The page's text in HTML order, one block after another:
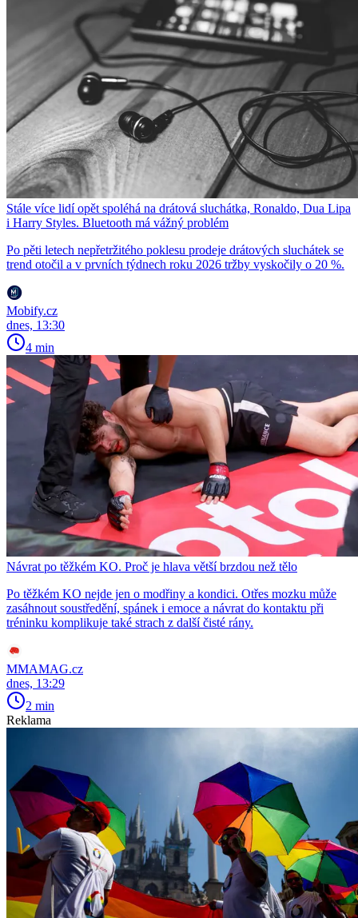
Stále více lidí opět spoléhá na drátová sluchátka, Ronaldo, Dua Lipa
i Harry Styles. Bluetooth má vážný problém
Po pěti letech nepřetržitého poklesu prodeje drátových sluchátek se
trend otočil a v prvních týdnech roku 2026 tržby vyskočily o 20 %.
Mobify.cz
dnes, 13:30
4 min
Návrat po těžkém KO. Proč je hlava větší brzdou než tělo
Po těžkém KO nejde jen o modřiny a kondici. Otřes mozku může
zasáhnout soustředění, spánek i emoce a návrat do kontaktu při
tréninku komplikuje také strach z další čisté rány.
MMAMAG.cz
dnes, 13:29
2 min
Reklama